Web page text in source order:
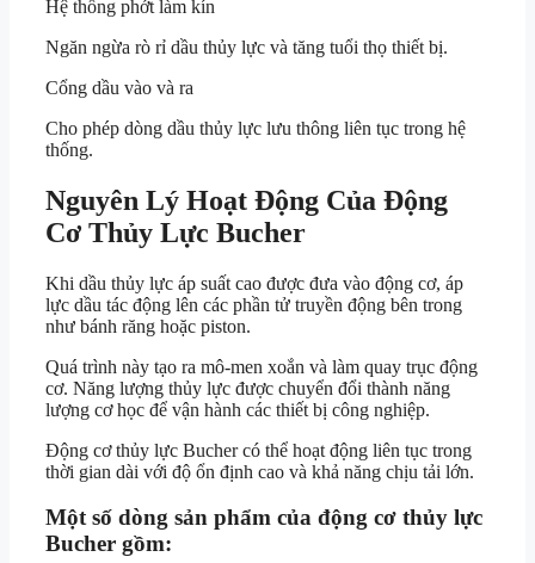
Hệ thống phớt làm kín
Ngăn ngừa rò rỉ dầu thủy lực và tăng tuổi thọ thiết bị.
Cổng dầu vào và ra
Cho phép dòng dầu thủy lực lưu thông liên tục trong hệ
thống.
Nguyên Lý Hoạt Động Của Động
Cơ Thủy Lực Bucher
Khi dầu thủy lực áp suất cao được đưa vào động cơ, áp
lực dầu tác động lên các phần tử truyền động bên trong
như bánh răng hoặc piston.
Quá trình này tạo ra mô-men xoắn và làm quay trục động
cơ. Năng lượng thủy lực được chuyển đổi thành năng
lượng cơ học để vận hành các thiết bị công nghiệp.
Động cơ thủy lực Bucher có thể hoạt động liên tục trong
thời gian dài với độ ổn định cao và khả năng chịu tải lớn.
Một số dòng sản phẩm của động cơ thủy lực
Bucher gồm: